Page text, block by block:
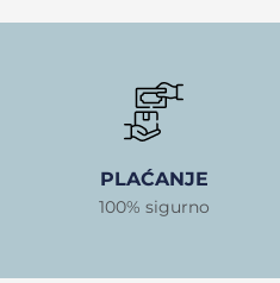
PLAĆANJE
100% sigurno